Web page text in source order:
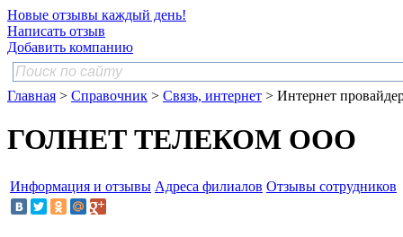
Новые отзывы каждый день!
Написать отзыв
Добавить компанию
Главная > Справочник > Связь, интернет > Интернет
ГОЛНЕТ ТЕЛЕКОМ ООО
Информация и отзывы Адреса филиалов Отзывы сотрудников